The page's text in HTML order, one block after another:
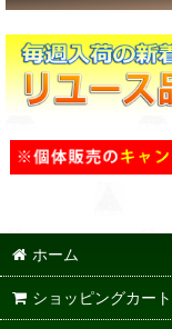
ホーム
ショッピングカート